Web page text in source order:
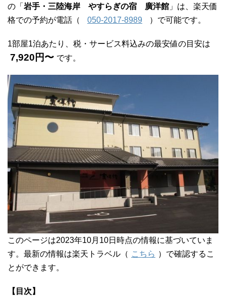
の「 岩手・三陸海岸 やすらぎの宿 廣洋館 」は、楽天価
格での予約が電話（
050-2017-8989 ）で可能です。
1部屋1泊あたり、税・サービス料込みの最安値の目安は
7,920円〜 です。
このページは2023年10月10日時点の情報に基づいていま
す。最新の情報は楽天トラベル（ こちら ）で確認するこ
とができます。
【目次】